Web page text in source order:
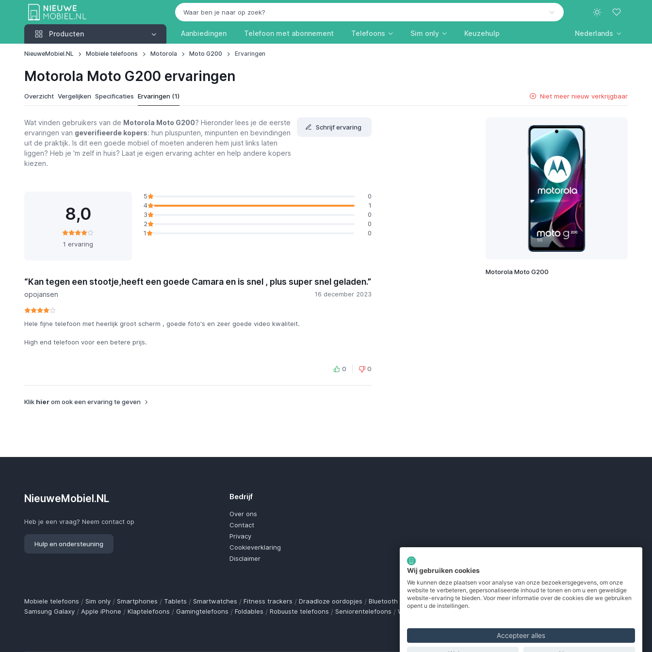
Producten
Producten Aanbiedingen Telefoon met abonnement Telefoons Sim only Keuzehulp Nederlands
NieuweMobiel.NL Mobiele telefoons Motorola Moto G200 Ervaringen
Motorola Moto G200 ervaringen
Overzicht Vergelijken Specificaties Ervaringen (1) Niet meer nieuw verkrijgbaar
Motorola Moto G200
Wat vinden gebruikers van de Motorola Moto G200? Hieronder lees je de eerste
ervaringen van geverifieerde kopers: hun pluspunten, minpunten en bevindingen
uit de praktijk. Is dit een goede mobiel of moeten anderen hem juist links laten
liggen? Heb je 'm zelf in huis? Laat je eigen ervaring achter en help andere kopers
kiezen.
Schrijf ervaring
8,0
1 ervaring
5
0
4
1
3
0
2
0
1
0
“Kan tegen een stootje,heeft een goede Camara en is snel , plus super snel geladen.”
opojansen 16 december 2023
Hele fijne telefoon met heerlijk groot scherm , goede foto's en zeer goede video kwaliteit.
High end telefoon voor een betere prijs.
0 0
Klik hierom ook een ervaring te geven
NieuweMobiel.NL
Heb je een vraag? Neem contact op
Hulp en ondersteuning
Bedrijf
Over ons
Contact
Privacy
Cookieverklaring
Disclaimer
Mobiele telefoons / Sim only / Smartphones / Tablets / Smartwatches / Fitness trackers / Draadloze oordopjes / Bluetooth trackers / Opladers / Powerbanks / MiFi routers
Samsung Galaxy / Apple iPhone / Klaptelefoons / Gamingtelefoons / Foldables / Robuuste telefoons / Seniorentelefoons / Waterdichte telefoons
Wij gebruiken cookies
We kunnen deze plaatsen voor analyse van onze bezoekersgegevens, om onze
website te verbeteren, gepersonaliseerde inhoud te tonen en om u een geweldige
website-ervaring te bieden. Voor meer informatie over de cookies die we gebruiken
opent u de instellingen.
Accepteer alles